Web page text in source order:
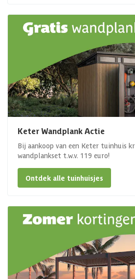
Keter Wandplank Actie
Bij aankoop van een Keter tuinhuis
wandplankset t.w.v. 119 euro!
Ontdek alle tuinhuisjes